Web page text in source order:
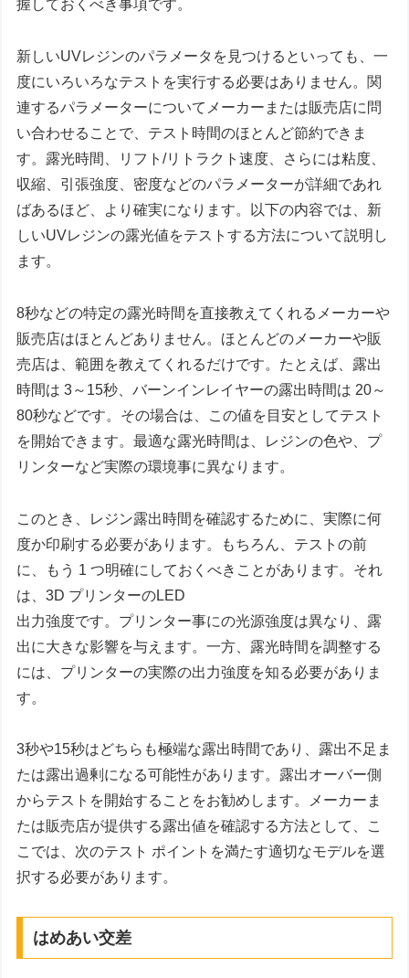
握しておくべき事項です。
新しいUVレジンのパラメータを見つけるといっても、一
度にいろいろなテストを実行する必要はありません。関
連するパラメーターについてメーカーまたは販売店に問
い合わせることで、テスト時間のほとんど節約できま
す。露光時間、リフト/リトラクト速度、さらには粘度、
収縮、引張強度、密度などのパラメーターが詳細であれ
ばあるほど、より確実になります。以下の内容では、新
しいUVレジンの露光値をテストする方法について説明し
ます。
8秒などの特定の露光時間を直接教えてくれるメーカーや
販売店はほとんどありません。ほとんどのメーカーや販
売店は、範囲を教えてくれるだけです。たとえば、露出
時間は 3～15秒、バーンインレイヤーの露出時間は 20～
80秒などです。その場合は、この値を目安としてテスト
を開始できます。最適な露光時間は、レジンの色や、プ
リンターなど実際の環境事に異なります。
このとき、レジン露出時間を確認するために、実際に何
度か印刷する必要があります。もちろん、テストの前
に、もう 1 つ明確にしておくべきことがあります。それ
は、3D プリンターのLED
出力強度です。プリンター事にの光源強度は異なり、露
出に大きな影響を与えます。一方、露光時間を調整する
には、プリンターの実際の出力強度を知る必要がありま
す。
3秒や15秒はどちらも極端な露出時間であり、露出不足ま
たは露出過剰になる可能性があります。露出オーバー側
からテストを開始することをお勧めします。メーカーま
たは販売店が提供する露出値を確認する方法として、こ
こでは、次のテスト ポイントを満たす適切なモデルを選
択する必要があります。
はめあい交差